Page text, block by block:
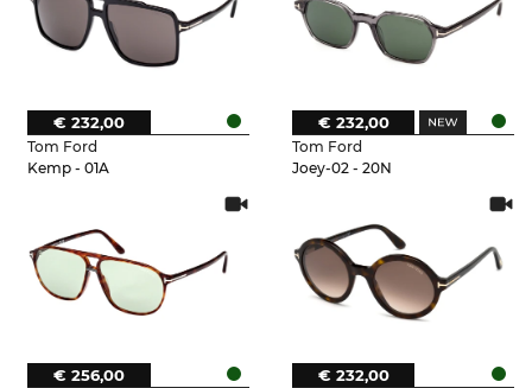
Tom Ford
Kemp - 01A
€ 232,00
Tom Ford
Joey-02 - 20N
€ 232,00
€ 256,00 € 232,00